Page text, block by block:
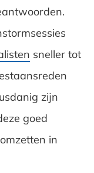
sneller tot
zijn
goed
in